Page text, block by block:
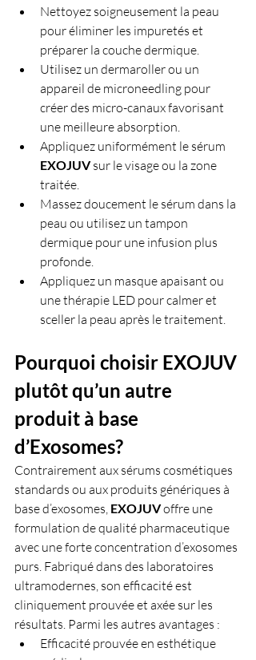
Nettoyez soigneusement la peau
pour éliminer les impuretés et
préparer la couche dermique.
Utilisez un dermaroller ou un
appareil de microneedling pour
créer des micro-canaux favorisant
une meilleure absorption.
Appliquez uniformément le sérum
EXOJUV sur le visage ou la zone
traitée.
Massez doucement le sérum dans la
peau ou utilisez un tampon
dermique pour une infusion plus
profonde.
Appliquez un masque apaisant ou
une thérapie LED pour calmer et
sceller la peau après le traitement.
Pourquoi choisir EXOJUV
plutôt qu’un autre
produit à base
d’Exosomes?
Contrairement aux sérums cosmétiques
standards ou aux produits génériques à
base d’exosomes, EXOJUV offre une
formulation de qualité pharmaceutique
avec une forte concentration d’exosomes
purs. Fabriqué dans des laboratoires
ultramodernes, son efficacité est
cliniquement prouvée et axée sur les
résultats. Parmi les autres avantages :
Efficacité prouvée en esthétique